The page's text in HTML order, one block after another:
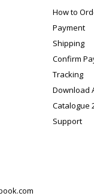
How to
Payment
Shipping
Confirm
Tracking
Download
Catalogue
Support